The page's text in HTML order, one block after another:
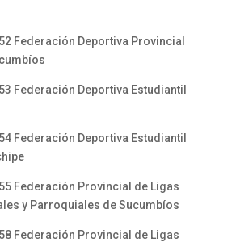
Federación Deportiva Provincial
Federación Deportiva Estudiantil
Federación Deportiva Estudiantil
Federación Provincial de Ligas
y Parroquiales de Sucumbíos
Federación Provincial de Ligas